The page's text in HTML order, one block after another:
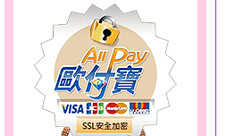
彩蝶倩影～金銀鋼套鍊